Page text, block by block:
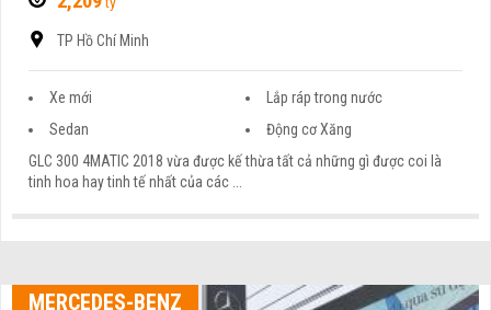
TP Hồ Chí Minh
Xe mới
Lắp ráp trong nước
Sedan
Động cơ Xăng
GLC 300 4MATIC 2018 vừa được kế thừa tất cả những gì được coi là
tinh hoa hay tinh tế nhất của các ...
MERCEDES-BENZ